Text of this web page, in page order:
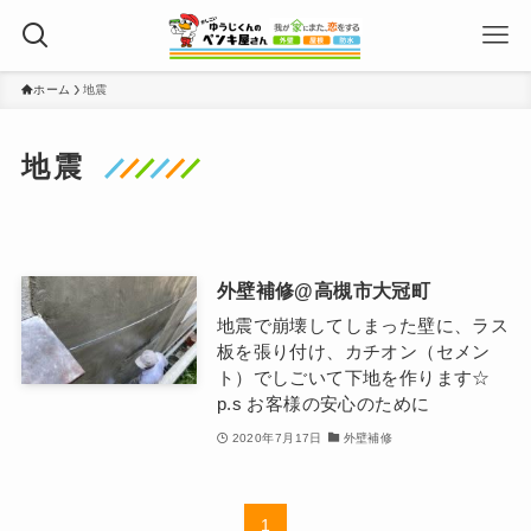
ホーム 地震
地震
外壁補修@高槻市大冠町
地震で崩壊してしまった壁に、ラス
板を張り付け、カチオン（セメン
ト）でしごいて下地を作ります☆
p.s お客様の安心のために
2020年7月17日 外壁補修
1